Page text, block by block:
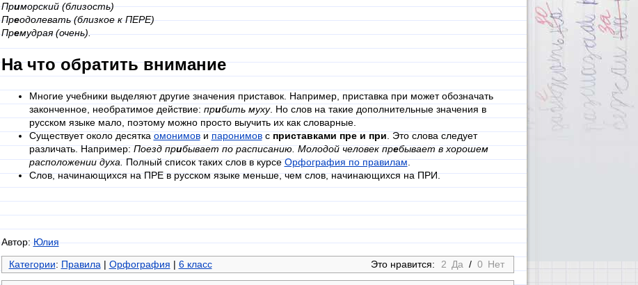
Приморский (близость)
Преодолевать (близкое к ПЕРЕ)
Премудрая (очень).
На что обратить внимание
Многие учебники выделяют другие значения приставок. Например, приставка при может обозначать
законченное, необратимое действие: прибить муху. Но слов на такие дополнительные значения в
русском языке мало, поэтому можно просто выучить их как словарные.
Существует около десяткаомонимовипаронимовсприставками пре и при. Это слова следует
различать. Например:Поезд прибывает по расписанию. Молодой человек пребывает в хорошем
расположении духа.Полный список таких слов в курсеОрфография по правилам.
Слов, начинающихся на ПРЕ в русском языке меньше, чем слов, начинающихся на ПРИ.
Автор:Юлия
Категории: Правила | Орфография | 6 класс Это нравится: 2 Да / 0 Нет